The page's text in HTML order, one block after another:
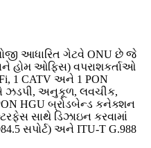
આધારિત ગેટવે ONU છે જે
હોમ ઓફિસ) વપરાશકર્તાઓ
1 CATV અને 1 PON
ઝડપી, અનુકૂળ, લવચીક,
HGU બ્રોડબેન્ડ કનેક્શન
સાથે ડિઝાઇન કરવામાં
સપોર્ટ) અને ITU-T G.988